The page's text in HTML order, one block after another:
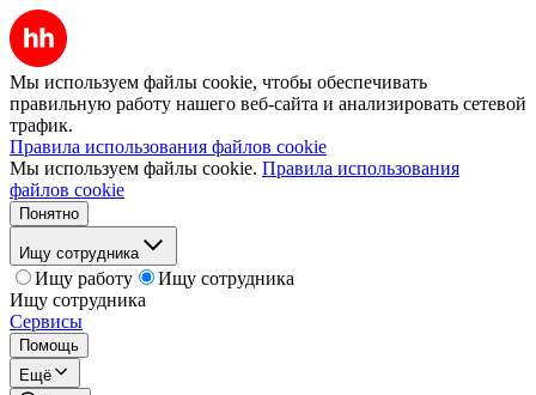
Мы используем файлы cookie, чтобы обеспечивать
правильную работу нашего веб-сайта и анализировать сетевой
трафик.
Правила использования файлов cookie
Мы используем файлы cookie. Правила использования
файлов cookie
Понятно
Ищу сотрудника
Ищу работу
Ищу сотрудника
Ищу сотрудника
Сервисы
Помощь
Ещё